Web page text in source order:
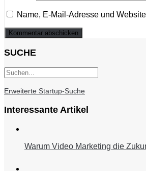
Name, E-Mail-Adresse und
SUCHE
Erweiterte Startup-Suche
Interessante Artikel
Warum Video Marketing die